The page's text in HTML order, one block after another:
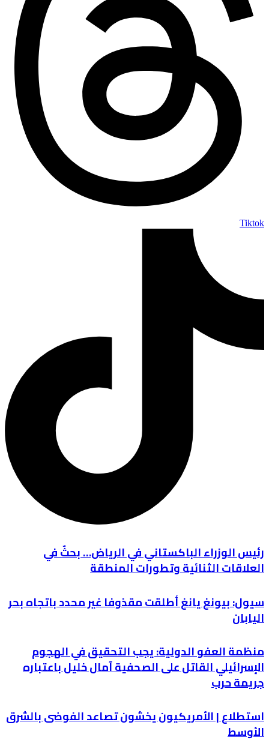
Tiktok
رئيس الوزراء الباكستاني في الرياض… بحثٌ في
العلاقات الثنائية وتطورات المنطقة
سيول: بيونغ يانغ أطلقت مقذوفا غير محدد باتجاه بحر
اليابان
منظمة العفو الدولية: يجب التحقيق في الهجوم
الإسرائيلي القاتل على الصحفية آمال خليل باعتباره
جريمة حرب
استطلاع | الأمريكيون يخشون تصاعد الفوضى بالشرق
الأوسط